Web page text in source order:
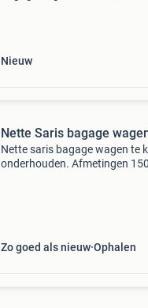
Nieuw
Nette Saris bagage
Nette saris bagage wagen te
onderhouden. Afmetingen
Zo goed als nieuw Ophalen